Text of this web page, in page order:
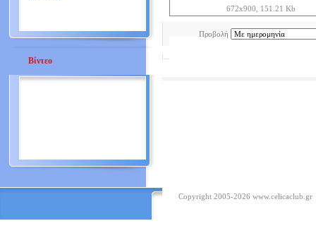
Βίντεο
672x900, 151.21 Kb
Προβολή
Copyright 2005-2026 www.celicaclub.gr